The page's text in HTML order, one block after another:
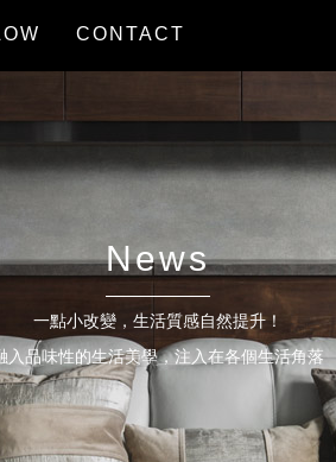
CONTACT
News
一點小改變，生活質感自然提升！
入品味性的生活美學，注入在各個生活角落